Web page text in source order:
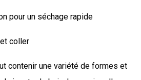
pour un séchage rapide
coller
contenir une variété de formes et